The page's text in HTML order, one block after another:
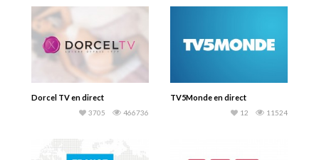
Dorcel TV en direct
466736
3705
TV5Monde en direct
11524
12